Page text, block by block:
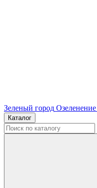
Зеленый город Озеленение
Каталог